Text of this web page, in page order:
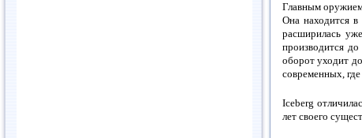
Главным
Она находится
расширилась
производится
оборот уходит
современных,
Iceberg
лет своего